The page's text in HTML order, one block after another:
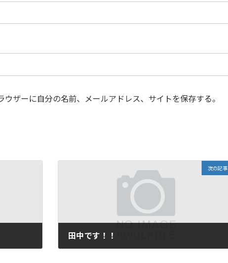
ザーに自分の名前、メールアドレス、サイトを保存する。
次の記事
田中です！！